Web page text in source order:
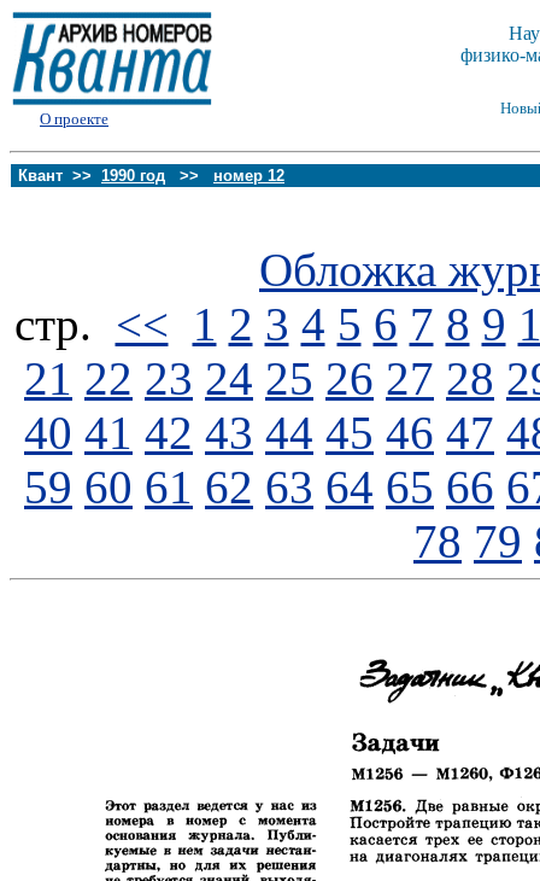
О проекте
физико-
Квант >> 1990 год >> номер 12
Обложка
стp. << 1 2 3 4 5 6 7 8 9
21 22 23 24 25 26 27 28
40 41 42 43 44 45 46 47
59 60 61 62 63 64 65 66
78 79